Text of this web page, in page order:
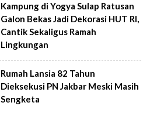
Kampung di Yogya Sulap Ratusan
Galon Bekas Jadi Dekorasi HUT RI,
Cantik Sekaligus Ramah
Lingkungan
Rumah Lansia 82 Tahun
Dieksekusi PN Jakbar Meski Masih
Sengketa